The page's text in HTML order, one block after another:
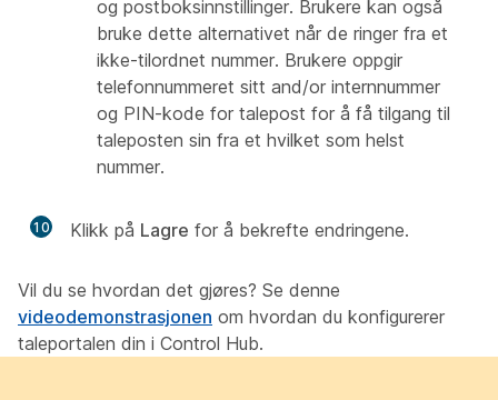
og postboksinnstillinger. Brukere kan også
bruke dette alternativet når de ringer fra et
ikke-tilordnet nummer. Brukere oppgir
telefonnummeret sitt and/or internnummer
og PIN-kode for talepost for å få tilgang til
taleposten sin fra et hvilket som helst
nummer.
10 Klikk på Lagre for å bekrefte endringene.
Vil du se hvordan det gjøres? Se denne
videodemonstrasjonen om hvordan du konfigurerer
taleportalen din i Control Hub.